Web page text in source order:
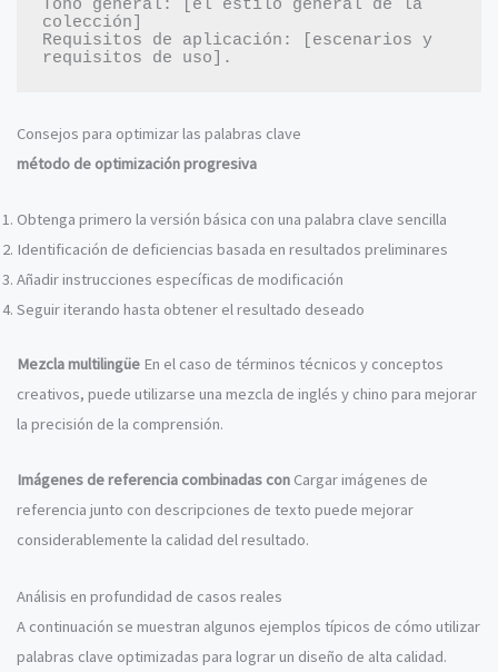
Tono general: [el estilo general de la
colección]
Requisitos de aplicación: [escenarios y
Consejos para optimizar las palabras clave
método de optimización progresiva
Obtenga primero la versión básica con una palabra clave sencilla
Identificación de deficiencias basada en resultados preliminares
Añadir instrucciones específicas de modificación
Seguir iterando hasta obtener el resultado deseado
Mezcla multilingüe En el caso de términos técnicos y conceptos
creativos, puede utilizarse una mezcla de inglés y chino para mejorar
la precisión de la comprensión.
Imágenes de referencia combinadas con Cargar imágenes de
referencia junto con descripciones de texto puede mejorar
considerablemente la calidad del resultado.
Análisis en profundidad de casos reales
A continuación se muestran algunos ejemplos típicos de cómo utilizar
palabras clave optimizadas para lograr un diseño de alta calidad.